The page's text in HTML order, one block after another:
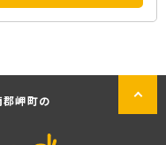
岬町の